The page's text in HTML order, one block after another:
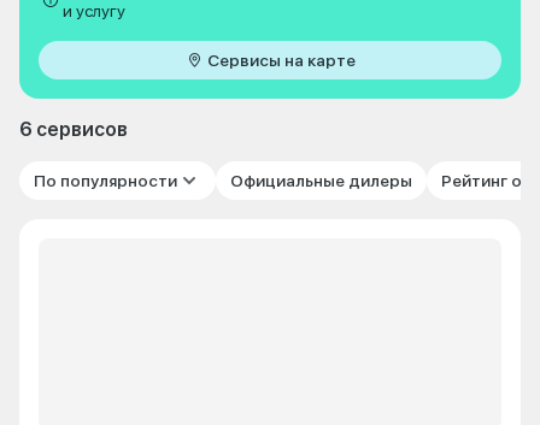
и услугу
Сервисы на карте
6 сервисов
По популярности Официальные дилеры Рейтинг